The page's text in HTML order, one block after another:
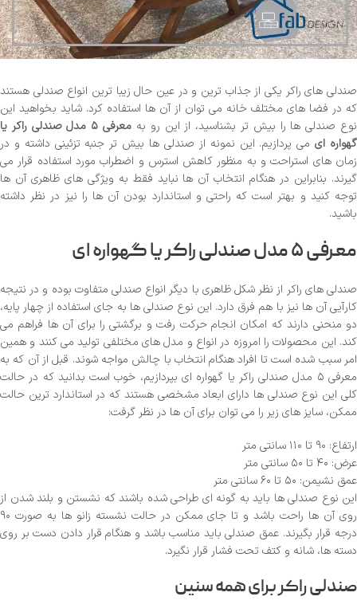
صندلی های راکر یکی از جذاب ترین و در عین حال زیبا ترین انواع صندلی هستند
که در فضا های مختلف خانه می توان از آن ها استفاده کرد. شاید بخواهید این
نوع صندلی ها را بیش تر بشناسید، از این رو به
معرفی ۵ مدل صندلی راکر یا
گهواره ایمی پردازیم. این نمونه از صندلی ها بیش تر جنبه تزئینی داشته و در
زمان های استراحت و به منظور کاهش استرس و اضطراب مورد استفاده قرار می
گیرند. بنابراین در هنگام انتخاب آن ها نباید فقط به ویژگی های ظاهری آن ها
توجه کنید و بهتر است که راحتی و استاندارد بودن آن ها را نیز در نظر داشته
باشید.
معرفی ۵ مدل صندلی راکر یا گهواره ای
صندلی های راکر از نظر شکل ظاهری با دیگر انواع صندلی متفاوت بوده و در نتیجه
کارآیی آن ها نیز با هم فرق دارد. این نوع صندلی ها به جای استفاده از چهار پایه،
دو منحنی دارند که امکان انجام حرکت رفت و برگشتی را برای آن ها فراهم می
کند. این محصولات را امروزه در انواع و مدل های مختلفی تولید می کنند و همین
امر سبب شده است تا افراد هنگام انتخاب با چالش مواجه شوند. قبل از آن که به
معرفی ۵ مدل صندلی راکر یا گهواره ای بپردازیم، خوب است بدانید که در حالت
کلی این نوع صندلی ها دارای ابعاد مشخصی هستند که در استاندارد ترین حالت
ممکن، سایز های زیر را می توان برای آن ها در نظر گرفت:
ارتفاع: ۹۰ تا ۱۱۰ سانتی متر
عرض: ۴۰ تا ۵۰ سانتی متر
عمق نشیمن: ۵۰ تا ۶۰ سانتی متر
این نوع صندلی ها باید به گونه ای طراحی شده باشند که نشستن و بلند شدن از
روی آن ها راحت باشد و تا جای ممکن در حالت نشسته زانو ها به صورت ۹۰
درجه قرار بگیرند. عمق صندلی باید مناسب باشد و هنگام قرار دادن دست بر روی
دسته ها، شانه و کتف تحت فشار قرار نگیرد.
صندلی راکر برای همه سنین